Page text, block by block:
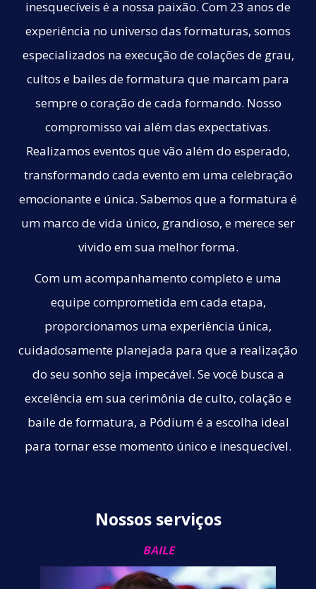
inesquecíveis é a nossa paixão. Com 23 anos de
experiência no universo das formaturas, somos
especializados na execução de colações de grau,
cultos e bailes de formatura que marcam para
sempre o coração de cada formando. Nosso
compromisso vai além das expectativas.
Realizamos eventos que vão além do esperado,
transformando cada evento em uma celebração
emocionante e única. Sabemos que a formatura é
um marco de vida único, grandioso, e merece ser
vivido em sua melhor forma.
Com um acompanhamento completo e uma
equipe comprometida em cada etapa,
proporcionamos uma experiência única,
cuidadosamente planejada para que a realização
do seu sonho seja impecável. Se você busca a
excelência em sua cerimônia de culto, colação e
baile de formatura, a Pódium é a escolha ideal
para tornar esse momento único e inesquecível.
Nossos serviços
BAILE